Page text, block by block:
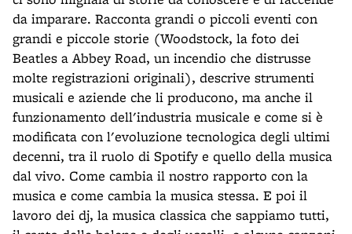
da imparare. Racconta grandi o piccoli eventi con
grandi e piccole storie (Woodstock, la foto dei
Beatles a Abbey Road, un incendio che distrusse
molte registrazioni originali), descrive strumenti
musicali e aziende che li producono, ma anche il
funzionamento dell'industria musicale e come si è
modificata con l'evoluzione tecnologica degli ultimi
decenni, tra il ruolo di Spotify e quello della musica
dal vivo. Come cambia il nostro rapporto con la
musica e come cambia la musica stessa. E poi il
lavoro dei dj, la musica classica che sappiamo tutti,